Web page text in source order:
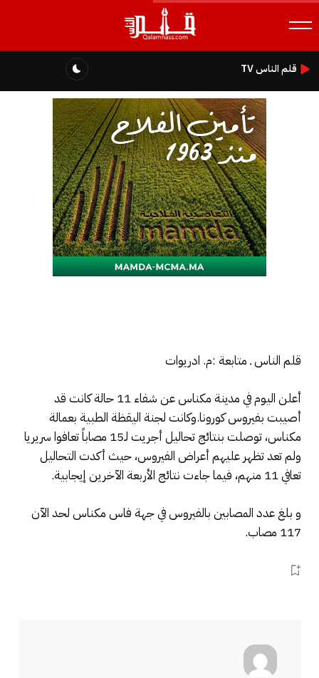
قلم الناس TV
قلم الناس ـ متابعة :م. ادريوات
أعلن اليوم في مدينة مكناس عن شفاء 11 حالة كانت قد
أصيبت بفيروس كورونا.وكانت لجنة اليقظة الطبية بعمالة
مكناس، توصلت بنتائج تحاليل أجريت لـ15 مصاباً تعافوا سريريا
ولم تعد تظهر عليهم أعراض الفيروس، حيث أكدت التحاليل
تعافي 11 منهم، فيما جاءت نتائج الأربعة الآخرين إيجابية.
و بلغ عدد المصابين بالفيروس في جهة فاس مكناس لحد الآن
117 مصاب.